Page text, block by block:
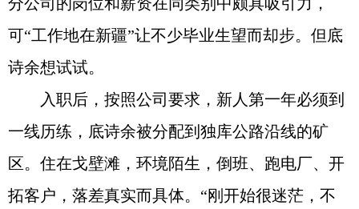
可“工作地在新疆”让不少毕业生望而却步。但底
诗余想试试。
入职后，按照公司要求，新人第一年必须到
一线历练，底诗余被分配到独库公路沿线的矿
区。住在戈壁滩，环境陌生，倒班、跑电厂、开
拓客户，落差真实而具体。“刚开始很迷茫，不